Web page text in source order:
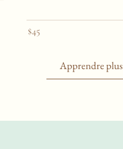
$45
Apprendre plus